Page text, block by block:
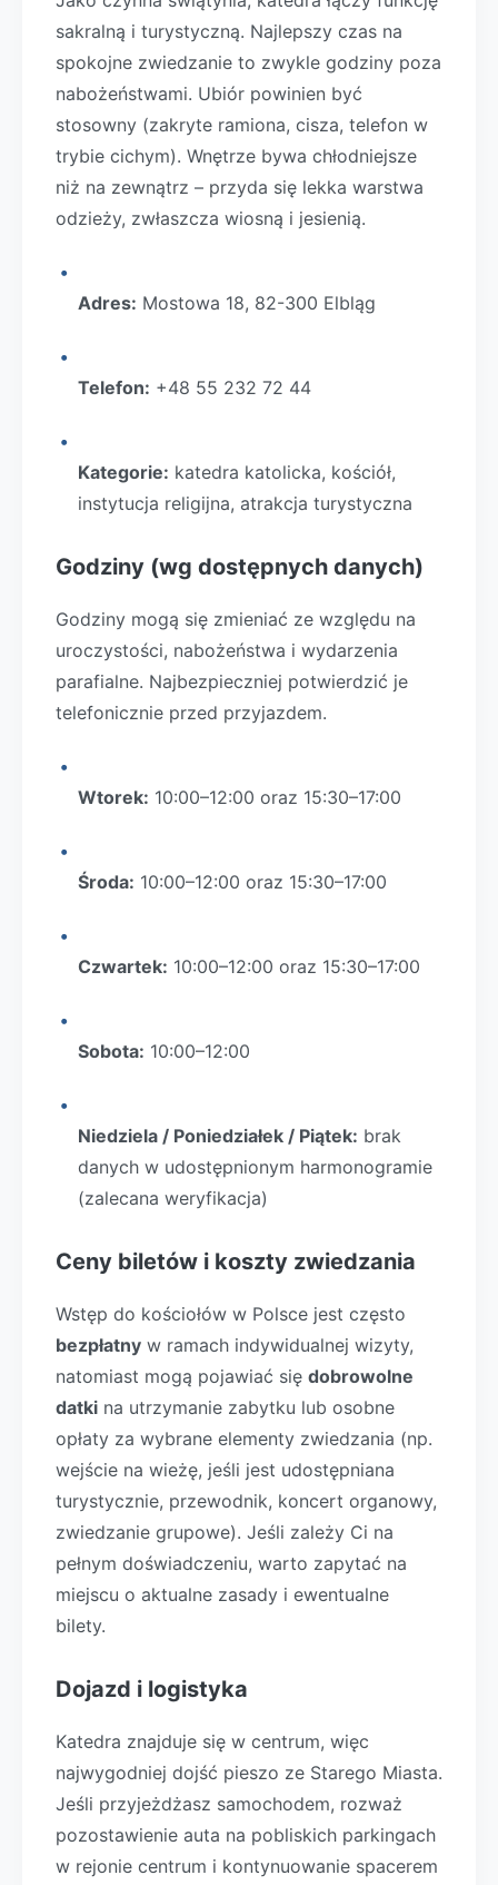
sakralną i turystyczną. Najlepszy czas na
spokojne zwiedzanie to zwykle godziny poza
nabożeństwami. Ubiór powinien być
stosowny (zakryte ramiona, cisza, telefon w
trybie cichym). Wnętrze bywa chłodniejsze
niż na zewnątrz – przyda się lekka warstwa
odzieży, zwłaszcza wiosną i jesienią.
Adres: Mostowa 18, 82-300 Elbląg
Telefon: +48 55 232 72 44
Kategorie: katedra katolicka, kościół,
instytucja religijna, atrakcja turystyczna
Godziny (wg dostępnych danych)
Godziny mogą się zmieniać ze względu na
uroczystości, nabożeństwa i wydarzenia
parafialne. Najbezpieczniej potwierdzić je
telefonicznie przed przyjazdem.
Wtorek: 10:00–12:00 oraz 15:30–17:00
Środa: 10:00–12:00 oraz 15:30–17:00
Czwartek: 10:00–12:00 oraz 15:30–17:00
Sobota: 10:00–12:00
Niedziela / Poniedziałek / Piątek: brak
danych w udostępnionym harmonogramie
(zalecana weryfikacja)
Ceny biletów i koszty zwiedzania
Wstęp do kościołów w Polsce jest często
bezpłatny w ramach indywidualnej wizyty,
natomiast mogą pojawiać się dobrowolne
datki na utrzymanie zabytku lub osobne
opłaty za wybrane elementy zwiedzania (np.
wejście na wieżę, jeśli jest udostępniana
turystycznie, przewodnik, koncert organowy,
zwiedzanie grupowe). Jeśli zależy Ci na
pełnym doświadczeniu, warto zapytać na
miejscu o aktualne zasady i ewentualne
bilety.
Dojazd i logistyka
Katedra znajduje się w centrum, więc
najwygodniej dojść pieszo ze Starego Miasta.
Jeśli przyjeżdżasz samochodem, rozważ
pozostawienie auta na pobliskich parkingach
w rejonie centrum i kontynuowanie spacerem